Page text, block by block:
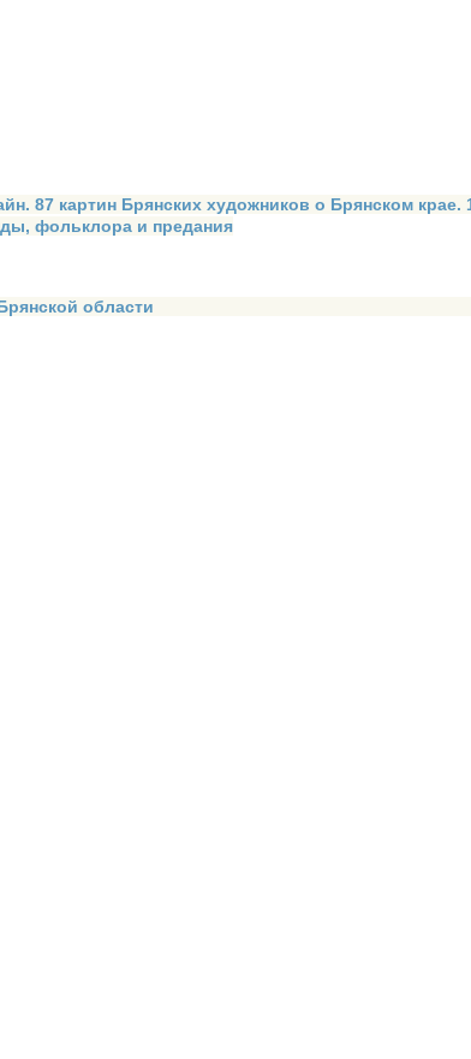
87 картин Брянских художников о Брянском
фольклора и предания
области